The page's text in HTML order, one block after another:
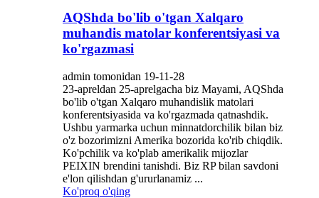
AQShda bo'lib o'tgan Xalqaro
muhandis matolar konferentsiyasi va
ko'rgazmasi
admin tomonidan 19-11-28
23-apreldan 25-aprelgacha biz Mayami, AQShda
bo'lib o'tgan Xalqaro muhandislik matolari
konferentsiyasida va ko'rgazmada qatnashdik.
Ushbu yarmarka uchun minnatdorchilik bilan biz
o'z bozorimizni Amerika bozorida ko'rib chiqdik.
Ko'pchilik va ko'plab amerikalik mijozlar
PEIXIN brendini tanishdi. Biz RP bilan savdoni
e'lon qilishdan g'ururlanamiz ...
Ko'proq o'qing